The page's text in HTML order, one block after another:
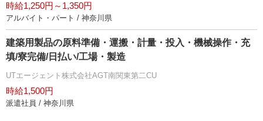
時給1,250円～1,350円
アルバイト・パート / 神奈川県
建築用製品の原料準備・運搬・計量・投入・機械操作・充
填/寮完備/日払い/工場・製造
UTエージェント株式会社AGT南関東第二CU
時給1,500円
派遣社員 / 神奈川県